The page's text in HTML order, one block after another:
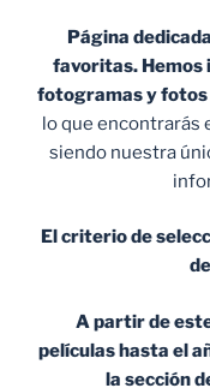
Página
favoritas. Hemos
fotogramas y fotos
lo que encontrarás
siendo nuestra
El criterio de
A partir de
películas hasta el
la sección